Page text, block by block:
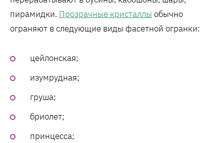
пирамидки. Прозрачные кристаллы обычно
ограняют в следующие виды фасетной огранки:
цейлонская;
изумрудная;
груша;
бриолет;
принцесса;